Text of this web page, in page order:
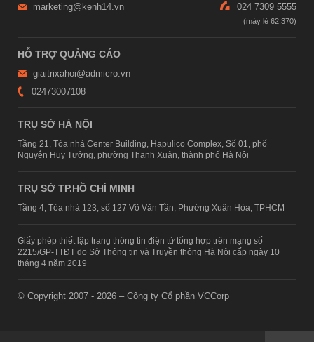
marketing@kenh14.vn 024 7309 5555
HỖ TRỢ QUẢNG CÁO
giaitrixahoi@admicro.vn
02473007108
TRỤ SỞ HÀ NỘI
Tầng 21, Tòa nhà Center Building, Hapulico Complex, Số 01, phố
Nguyễn Huy Tưởng, phường Thanh Xuân, thành phố Hà Nội
TRỤ SỞ TP.HỒ CHÍ MINH
Tầng 4, Tòa nhà 123, số 127 Võ Văn Tần, Phường Xuân Hòa, TPHCM
Giấy phép thiết lập trang thông tin điện tử tổng hợp trên mạng số
2215/GP-TTĐT do Sở Thông tin và Truyền thông Hà Nội cấp ngày 10
tháng 4 năm 2019
© Copyright 2007 - 2026 – Công ty Cổ phần VCCorp